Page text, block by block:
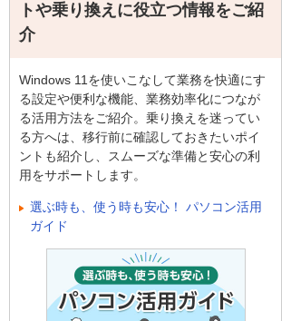
トや乗り換えに役立つ情報をご紹
介
Windows 11を使いこなして業務を快適にす
る設定や便利な機能、業務効率化につなが
る活用方法をご紹介。乗り換えを迷ってい
る方へは、移行前に確認しておきたいポイ
ントも紹介し、スムーズな準備と安心の利
用をサポートします。
選ぶ時も、使う時も安心！ パソコン活用
ガイド